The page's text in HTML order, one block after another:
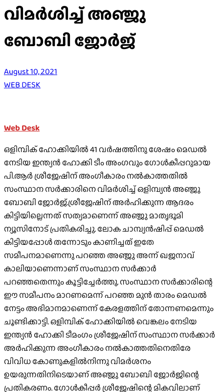
വിമര്‍ശിച്ച് അഞ്ജു
ബോബി ജോര്‍ജ്
August 10, 2021
WEB DESK
Web Desk
ഒളിമ്പിക് ഹോക്കിയില്‍ 41 വര്‍ഷത്തിനു ശേഷം മെഡല്‍
നേടിയ ഇന്ത്യന്‍ ഹോക്കി ടീം അംഗവും ഗോള്‍കീപ്പറുമായ
പി.ആര്‍ ശ്രീജേഷിന് അംഗീകാരം നല്‍കാത്തതില്‍
സംസ്ഥാന സര്‍ക്കാരിനെ വിമര്‍ശിച്ച് ഒളിമ്പ്യന്‍ അഞ്ജു
ബോബി ജോര്‍ജ്.ശ്രീജേഷിന് അര്‍ഹിക്കുന്ന ആദരം
കിട്ടിയില്ലെന്നത് സത്യമാണെന്ന് അഞ്ജു മാതൃഭൂമി
ന്യൂസിനോട് പ്രതികരിച്ചു. ലോക ചാമ്പ്യന്‍ഷിപ്പ് മെഡല്‍
കിട്ടിയപ്പോള്‍ തന്നോടും കാണിച്ചത് ഇതേ
സമീപനമാണെന്നു പറഞ്ഞ അഞ്ജു അന്ന് ഖജനാവ്
കാലിയാണെന്നാണ് സംസ്ഥാന സര്‍ക്കാര്‍
പറഞ്ഞതെന്നും കൂട്ടിച്ചേര്‍ത്തു. സംസ്ഥാന സര്‍ക്കാരിന്റെ
ഈ സമീപനം മാറണമെന്ന് പറഞ്ഞ മുന്‍ താരം മെഡല്‍
നേട്ടം അഭിമാനമാണെന്ന് കേരളത്തിന് തോന്നണമെന്നും
ചൂണ്ടിക്കാട്ടി. ഒളിമ്പിക് ഹോക്കിയില്‍ വെങ്കലം നേടിയ
ഇന്ത്യന്‍ ഹോക്കി ടീമംഗം ശ്രീജേഷിന് സംസ്ഥാന സര്‍ക്കാര്‍
അര്‍ഹിക്കുന്ന അംഗീകാരം നല്‍കാത്തതിനെതിരേ
വിവിധ കോണുകളില്‍നിന്നു വിമര്‍ശനം
ഉയരുന്നതിനിടെയാണ് അഞ്ജു ബോബി ജോര്‍ജിന്റെ
പ്രതികരണം. ഗോള്‍കീപ്പര്‍ ശ്രീജേഷിന്റെ മികവിലാണ്